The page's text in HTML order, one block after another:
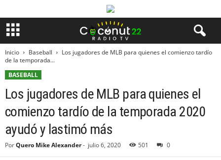
Inicio Baseball
Los jugadores de MLB para quienes el comienzo tardío
de la temporada...
BASEBALL
Los jugadores de MLB para quienes el
comienzo tardío de la temporada 2020
ayudó y lastimó más
PorQuero Mike Alexander- julio 6, 2020 501 0